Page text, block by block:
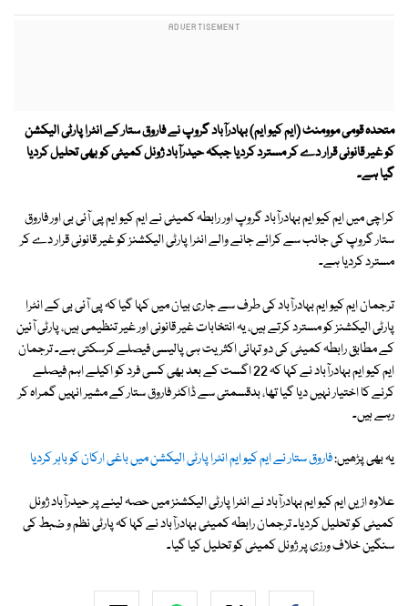
متحدہ قومی موومنٹ (ایم کیو ایم) بہادرآباد گروپ نے فاروق ستار کے انٹرا پارٹی الیکشن
کو غیر قانونی قرار دے کر مسترد کردیا جبکہ حیدرآباد ژونل کمیٹی کو بھی تحلیل کردیا
گیا ہے۔
کراچی میں ایم کیو ایم بہادرآباد گروپ اور رابطہ کمیٹی نے ایم کیو ایم پی آئی بی اور فاروق
ستار گروپ کی جانب سے کرائے جانے والے انٹرا پارٹی الیکشنز کو غیر قانونی قرار دے کر
مسترد کردیا ہے۔
ترجمان ایم کیو ایم بہادرآباد کی طرف سے جاری بیان میں کہا گیا کہ پی آئی بی کے انٹرا
پارٹی الیکشنز کو مسترد کرتے ہیں، یہ انتخابات غیر قانونی اور غیر تنظیمی ہیں، پارٹی آئین
کے مطابق رابطہ کمیٹی کی دو تہائی اکثریت ہی پالیسی فیصلے کرسکتی ہے۔ ترجمان
ایم کیو ایم بہادرآباد نے کہا کہ 22 اگست کے بعد بھی کسی فرد کو اکیلے اہم فیصلے
کرنے کا اختیار نہیں دیا گیا تھا، بدقسمتی سے ڈاکٹر فاروق ستار کے مشیر انہیں گمراہ کر
رہے ہیں۔
یہ بھی پڑھیں:فاروق ستار نے ایم کیو ایم انٹرا پارٹی الیکشن میں باغی ارکان کو باہر کردیا
علاوہ ازیں ایم کیو ایم بہادرآباد نے انٹرا پارٹی الیکشنز میں حصہ لینے پر حیدرآباد ژونل
کمیٹی کو تحلیل کردیا۔ ترجمان رابطہ کمیٹی بہادرآباد نے کہا کہ پارٹی نظم و ضبط کی
سنگین خلاف ورزی پر ژونل کمیٹی کو تحلیل کیا گیا۔